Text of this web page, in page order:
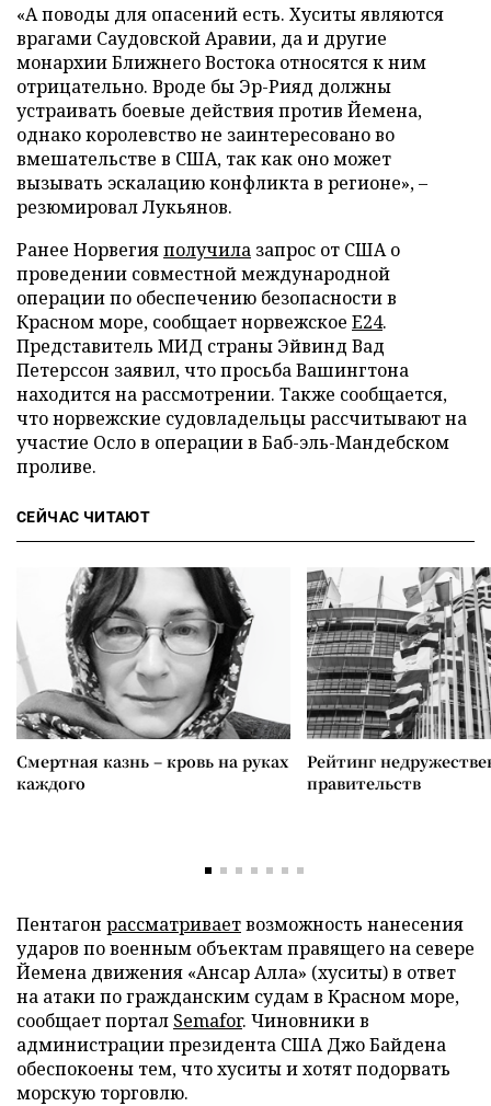
«А поводы для опасений есть. Хуситы являются
врагами Саудовской Аравии, да и другие
монархии Ближнего Востока относятся к ним
отрицательно. Вроде бы Эр-Рияд должны
устраивать боевые действия против Йемена,
однако королевство не заинтересовано во
вмешательстве в США, так как оно может
вызывать эскалацию конфликта в регионе», –
резюмировал Лукьянов.
Ранее Норвегияполучила запрос от США о
проведении совместной международной
операции по обеспечению безопасности в
Красном море, сообщает норвежское E24.
Представитель МИД страны Эйвинд Вад
Петерссон заявил, что просьба Вашингтона
находится на рассмотрении. Также сообщается,
что норвежские судовладельцы рассчитывают на
участие Осло в операции в Баб-эль-Мандебском
проливе.
СЕЙЧАС ЧИТАЮТ
Смертная казнь – кровь на руках
каждого
Рейтинг
правительств
Пентагон рассматриваетвозможность нанесения
ударов по военным объектам правящего на севере
Йемена движения «Ансар Алла» (хуситы) в ответ
на атаки по гражданским судам в Красном море,
сообщает портал Semafor. Чиновники в
администрации президента США Джо Байдена
обеспокоены тем, что хуситы и хотят подорвать
морскую торговлю.